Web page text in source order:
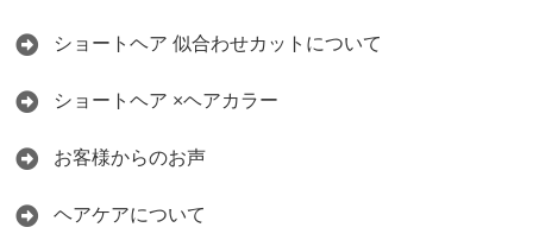
ショートヘア 似合わせカットについて
ショートヘア ×ヘアカラー
お客様からのお声
ヘアケアについて